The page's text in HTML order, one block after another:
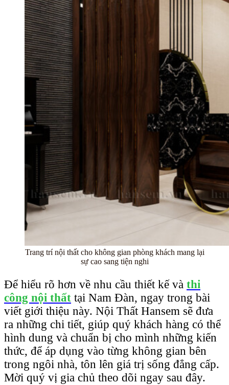
Trang trí nội thất cho không gian phòng khách mang lại
sự cao sang tiện nghi
Để hiểu rõ hơn về nhu cầu thiết kế và thi
công nội thất tại Nam Đàn, ngay trong bài
viết giới thiệu này. Nội Thất Hansem sẽ đưa
ra những chi tiết, giúp quý khách hàng có thể
hình dung và chuẩn bị cho mình những kiến
thức, để áp dụng vào từng không gian bên
trong ngôi nhà, tôn lên giá trị sống đẳng cấp.
Mời quý vị gia chủ theo dõi ngay sau đây.